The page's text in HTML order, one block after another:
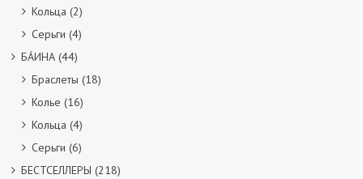
Кольца (2)
Серьги (4)
БÁИНА (44)
Браслеты (18)
Колье (16)
Кольца (4)
Серьги (6)
БЕСТСЕЛЛЕРЫ (218)